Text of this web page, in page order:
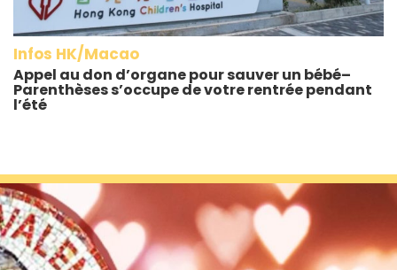
Infos HK/Macao
Appel au don d’organe pour sauver un bébé–
Parenthèses s’occupe de votre rentrée pendant
l’été